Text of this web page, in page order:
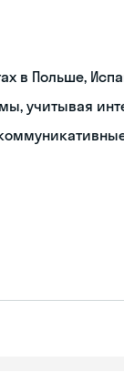
в Польше,
учитывая